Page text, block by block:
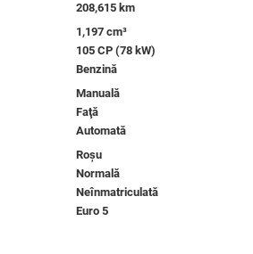
208,615 km
1,197 cm³
105 CP (78 kW)
Benzină
Manuală
Faţă
Automată
Roşu
Normală
Neînmatriculată
Euro 5